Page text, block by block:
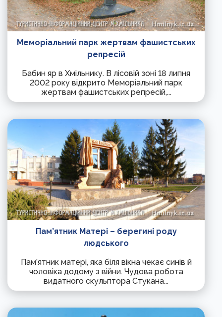
Меморіальний парк жертвам фашистських
репресій
Бабин яр в Хмільнику. В лісовій зоні 18 липня
2002 року відкрито Меморіальний парк
жертвам фашистських репресій,...
Пам’ятник Матері – берегині роду
людського
Пам’ятник матері, яка біля вікна чекає синів й
чоловіка додому з війни. Чудова робота
видатного скульптора Стукана...